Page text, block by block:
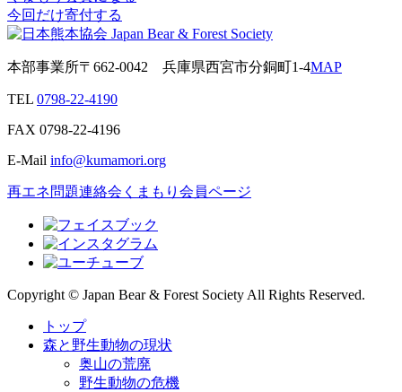
今回だけ寄付する
本部事業所〒662-0042 兵庫県西宮市分銅町1-4MAP
TEL 0798-22-4190
FAX 0798-22-4196
E-Mail info@kumamori.org
再エネ問題連絡会 くまもり会員ページ
Copyright © Japan Bear & Forest Society All Rights Reserved.
トップ
森と野生動物の現状
奥山の荒廃
野生動物の危機